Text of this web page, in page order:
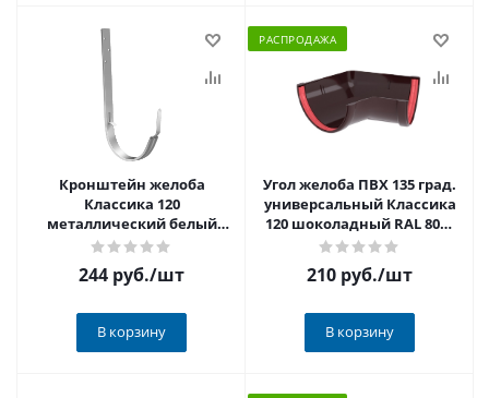
Кронштейн желоба
Классика 120
металлический белый
RAL 9003 Grand Line
244 руб./шт
В корзину
РАСПРОДАЖА
Угол желоба ПВХ 135 град.
универсальный Классика
120 шоколадный RAL 8017
Grand Line РАСПРОДАЖА
210 руб./шт
В корзину